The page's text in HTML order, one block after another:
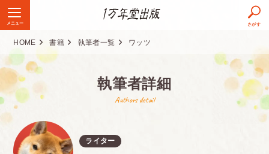
メニュー さがす
HOME 書籍 執筆者一覧 ワッツ
執筆者詳細
Authors detail
ライター